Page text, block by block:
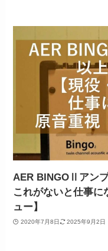
AER BINGOⅡアン
これがないと仕事に
ュー】
2020年7月8日 2025年9月2日